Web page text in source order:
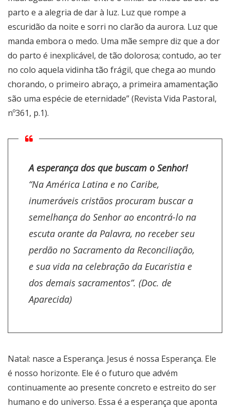
parto e a alegria de dar à luz. Luz que rompe a
escuridão da noite e sorri no clarão da aurora. Luz que
manda embora o medo. Uma mãe sempre diz que a dor
do parto é inexplicável, de tão dolorosa; contudo, ao ter
no colo aquela vidinha tão frágil, que chega ao mundo
chorando, o primeiro abraço, a primeira amamentação
são uma espécie de eternidade” (Revista Vida Pastoral,
nº361, p.1).
A esperança dos que buscam o Senhor!
“Na América Latina e no Caribe,
inumeráveis cristãos procuram buscar a
semelhança do Senhor ao encontrá-lo na
escuta orante da Palavra, no receber seu
perdão no Sacramento da Reconciliação,
e sua vida na celebração da Eucaristia e
dos demais sacramentos”. (Doc. de
Aparecida)
Natal: nasce a Esperança. Jesus é nossa Esperança. Ele
é nosso horizonte. Ele é o futuro que advém
continuamente ao presente concreto e estreito do ser
humano e do universo. Essa é a esperança que aponta